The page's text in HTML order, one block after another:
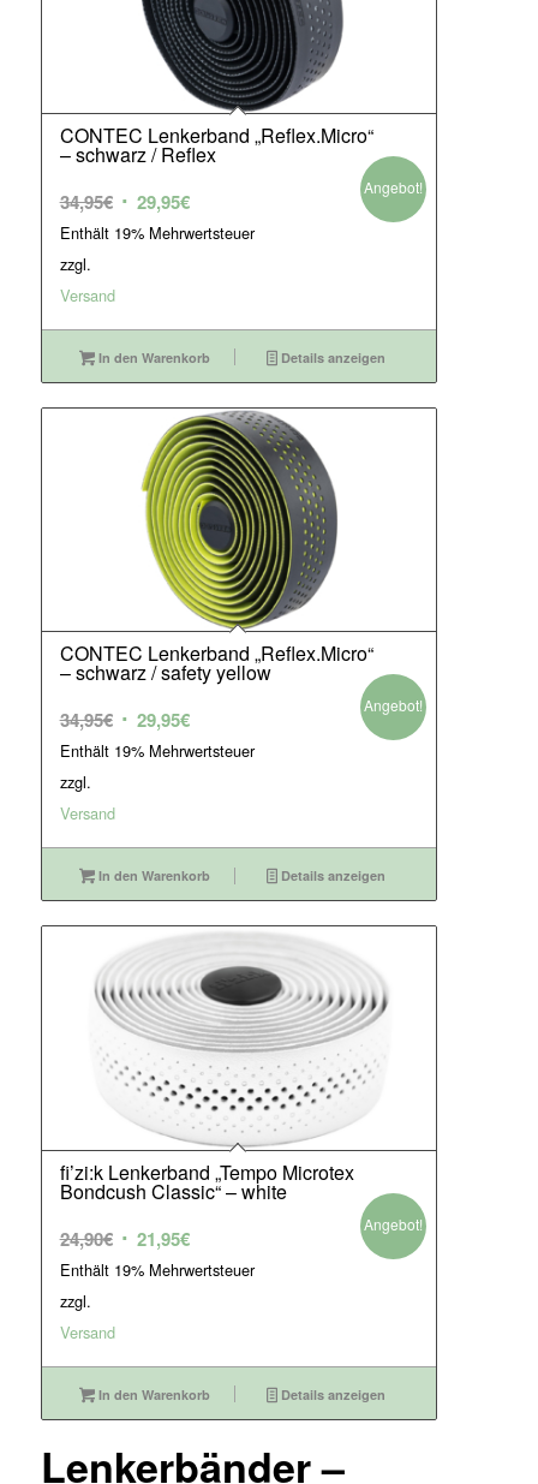
CONTEC Lenkerband „Reflex.Micro“
– schwarz / Reflex
34,95€ Ursprünglicher
Preis
29,95€Aktueller
Preis
Enthält 19% Mehrwertsteuer
zzgl.
Versand
Angebot!
In den Warenkorb Details anzeigen
CONTEC Lenkerband „Reflex.Micro“
– schwarz / safety yellow
34,95€ Ursprünglicher
Preis
29,95€Aktueller
Preis
Enthält 19% Mehrwertsteuer
zzgl.
Versand
Angebot!
In den Warenkorb Details anzeigen
fi’zi:k Lenkerband „Tempo Microtex
Bondcush Classic“ – white
24,90€ Ursprünglicher
Preis
21,95€Aktueller
Preis
Enthält 19% Mehrwertsteuer
zzgl.
Versand
Angebot!
In den Warenkorb Details anzeigen
Lenkerbänder –